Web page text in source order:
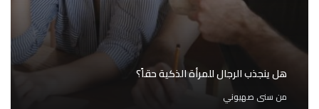
هل ينجذب الرجال للمرأة الذكية حقاً؟
من سنى صهيوني